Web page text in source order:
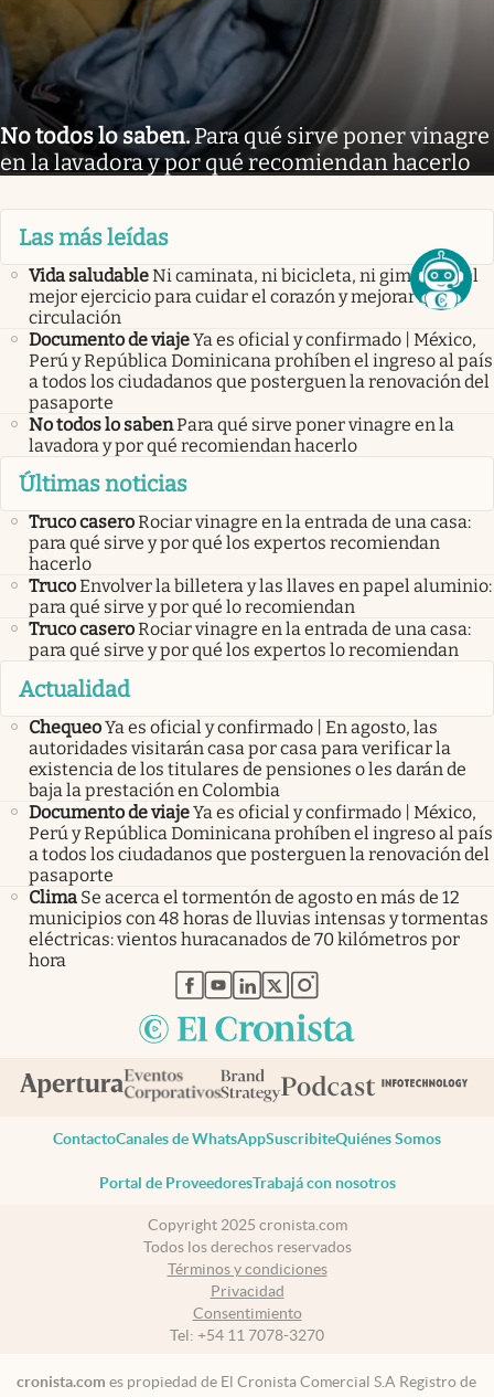
No todos lo saben. Para qué sirve poner vinagre
en la lavadora y por qué recomiendan hacerlo
Las más leídas
Vida saludableNi caminata, ni bicicleta, ni gimnasio: el
mejor ejercicio para cuidar el corazón y mejorar la
circulación
Documento de viajeYa es oficial y confirmado | México,
Perú y República Dominicana prohíben el ingreso al país
a todos los ciudadanos que posterguen la renovación del
pasaporte
No todos lo sabenPara qué sirve poner vinagre en la
lavadora y por qué recomiendan hacerlo
Últimas noticias
Truco caseroRociar vinagre en la entrada de una casa:
para qué sirve y por qué los expertos recomiendan
hacerlo
TrucoEnvolver la billetera y las llaves en papel aluminio:
para qué sirve y por qué lo recomiendan
Truco caseroRociar vinagre en la entrada de una casa:
para qué sirve y por qué los expertos lo recomiendan
Actualidad
ChequeoYa es oficial y confirmado | En agosto, las
autoridades visitarán casa por casa para verificar la
existencia de los titulares de pensiones o les darán de
baja la prestación en Colombia
Documento de viajeYa es oficial y confirmado | México,
Perú y República Dominicana prohíben el ingreso al país
a todos los ciudadanos que posterguen la renovación del
pasaporte
Clima Se acerca el tormentón de agosto en más de 12
municipios con 48 horas de lluvias intensas y tormentas
eléctricas: vientos huracanados de 70 kilómetros por
hora
abre en nueva pestaña
abre en nueva pestaña
abre en nueva pestaña
abre en nueva pestaña
abre en nueva pestaña
ContactoCanales de WhatsAppSuscribiteQuiénes Somos
Portal de ProveedoresTrabajá con nosotros
Copyright 2025 cronista.com
Todos los derechos reservados
Términos y condiciones
Privacidad
Consentimiento
Tel: +54 11 7078-3270
cronista.com es propiedad de El Cronista Comercial S.A Registro de